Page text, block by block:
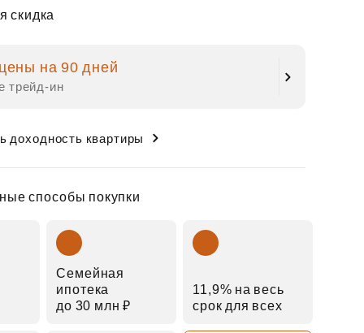
скидка
на 90 дней
трейд‑ин
доходность квартиры
способы покупки
Семейная
ипотека
до 30 млн ₽
11,9% на весь
срок для всех